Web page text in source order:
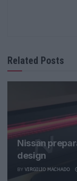
Related Posts
Nissan
design
BY VIRGILIO MACHADO